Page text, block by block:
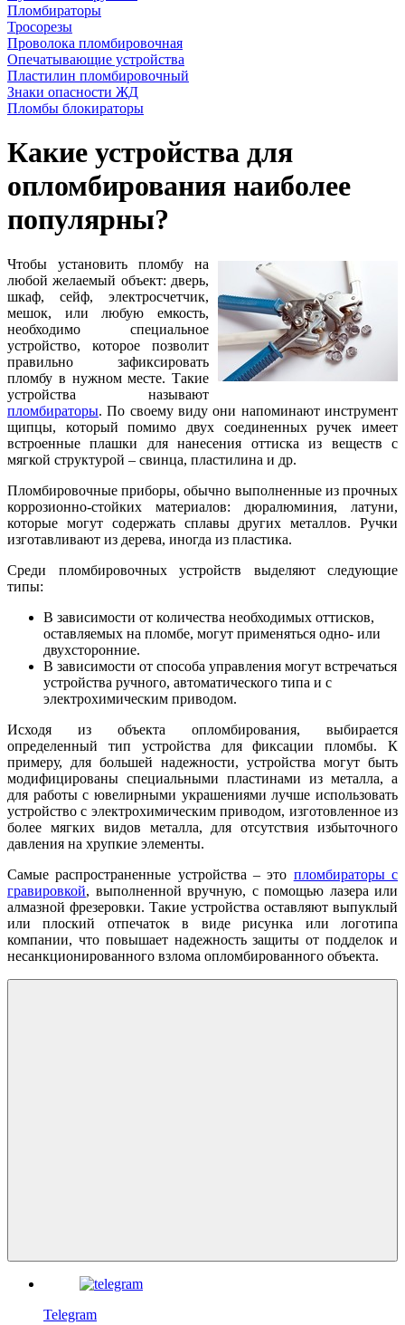
Пломбираторы
Тросорезы
Проволока пломбировочная
Опечатывающие устройства
Пластилин пломбировочный
Знаки опасности ЖД
Пломбы блокираторы
Какие устройства для
опломбирования наиболее
популярны?
Чтобы установить пломбу на
любой желаемый объект: дверь,
шкаф, сейф, электросчетчик,
мешок, или любую емкость,
необходимо специальное
устройство, которое позволит
правильно зафиксировать
пломбу в нужном месте. Такие
устройства называют
пломбираторы. По своему виду они напоминают инструмент
щипцы, который помимо двух соединенных ручек имеет
встроенные плашки для нанесения оттиска из веществ с
мягкой структурой – свинца, пластилина и др.
Пломбировочные приборы, обычно выполненные из прочных
коррозионно-стойких материалов: дюралюминия, латуни,
которые могут содержать сплавы других металлов. Ручки
изготавливают из дерева, иногда из пластика.
Среди пломбировочных устройств выделяют следующие
типы:
В зависимости от количества необходимых оттисков,
оставляемых на пломбе, могут применяться одно- или
двухсторонние.
В зависимости от способа управления могут встречаться
устройства ручного, автоматического типа и с
электрохимическим приводом.
Исходя из объекта опломбирования, выбирается
определенный тип устройства для фиксации пломбы. К
примеру, для большей надежности, устройства могут быть
модифицированы специальными пластинами из металла, а
для работы с ювелирными украшениями лучше использовать
устройство с электрохимическим приводом, изготовленное из
более мягких видов металла, для отсутствия избыточного
давления на хрупкие элементы.
Самые распространенные устройства – это пломбираторы с
гравировкой, выполненной вручную, с помощью лазера или
алмазной фрезеровки. Такие устройства оставляют выпуклый
или плоский отпечаток в виде рисунка или логотипа
компании, что повышает надежность защиты от подделок и
несанкционированного взлома опломбированного объекта.
Telegram